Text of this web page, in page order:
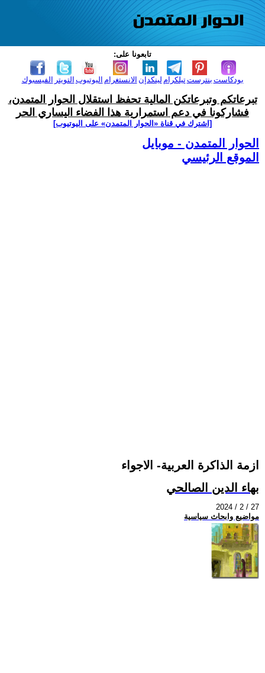
تابعونا على:
الفيسبوك التويتر اليوتيوب الانستغرام لينكدإن تيلكرامبنترست بودكاست
تبرعاتكم وتبرعاتكن المالية تحفظ استقلال الحوار المتمدن،
فشاركونا في دعم استمرارية هذا الفضاء اليساري الحر
[اشترك في قناة ‫«الحوار المتمدن» على اليوتيوب]
الحوار المتمدن - موبايل
الموقع الرئيسي
ازمة الذاكرة العربية- الاجواء
بهاء الدين الصالحي
2024 / 2 / 27
مواضيع وابحاث سياسية